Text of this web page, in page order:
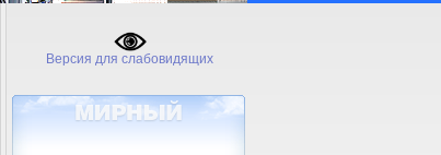
Версия для слабовидящих